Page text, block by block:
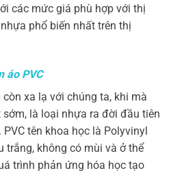
các mức giá phù hợp với thị
phổ biến nhất trên thị
áo PVC
xa lạ với chúng ta, khi mà
là loại nhựa ra đời đầu tiên
tên khoa học là Polyvinyl
trắng, không có mùi và ở thể
trình phản ứng hóa học tạo